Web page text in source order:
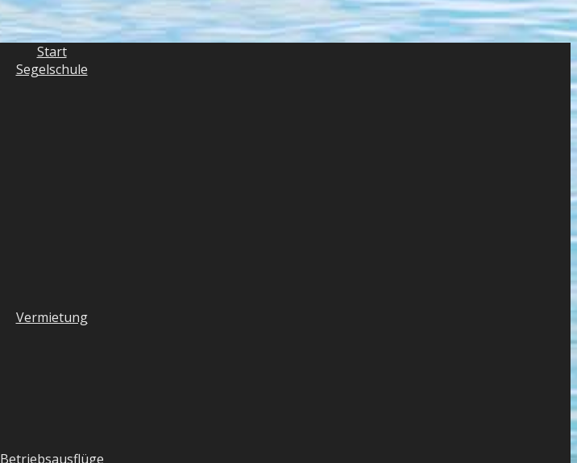
Start
Segelschule
Vermietung
Betriebsausflüge